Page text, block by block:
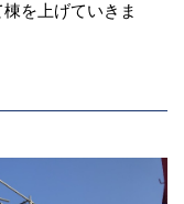
を上げていきま